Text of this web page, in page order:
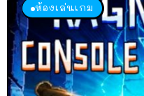
ห้องเล่นเกม